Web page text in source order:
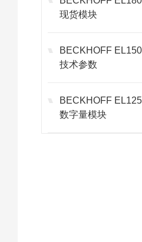
现货模块
BECKHOFF
技术参数
BECKHOFF
数字量模块